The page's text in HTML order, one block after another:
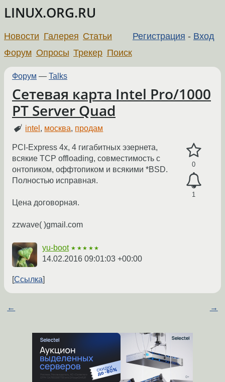
LINUX.ORG.RU
Регистрация - Вход
Новости Галерея Статьи
Форум Опросы Трекер Поиск
Форум — Talks
Сетевая карта Intel Pro/1000
PT Server Quad
intel , москва, продам
0
1
PCI-Express 4x, 4 гигабитных эзернета,
всякие TCP offloading, совместимость с
онтопиком, оффтопиком и всякими *BSD.
Полностью исправная.
Цена договорная.
zzwave( )gmail.com
yu-boot ★★★★★
14.02.2016 09:01:03 +00:00
Ссылка
← →